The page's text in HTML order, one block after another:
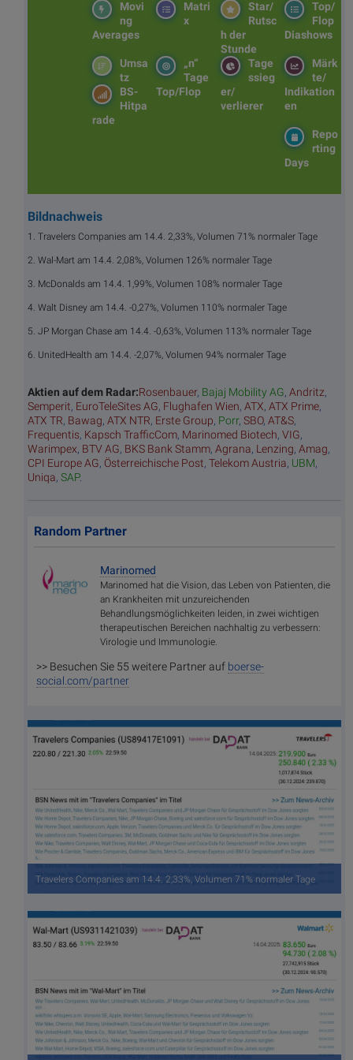
Top/
Flop
Diashows
Star/
Rutsc
h der
Stunde
Matri
x
Movi
ng
Averages
Märk
te/
Indikation
en
Tage
ssieg
er/
verlierer
„n“
Tage
Top/Flop
Umsa
tz
BS-
Hitpa
rade
Repo
rting
Days
Bildnachweis
1. Travelers Companies am 14.4. 2,33%, Volumen 71% normaler Tage
2. Wal-Mart am 14.4. 2,08%, Volumen 126% normaler Tage
3. McDonalds am 14.4. 1,99%, Volumen 108% normaler Tage
4. Walt Disney am 14.4. -0,27%, Volumen 110% normaler Tage
5. JP Morgan Chase am 14.4. -0,63%, Volumen 113% normaler Tage
6. UnitedHealth am 14.4. -2,07%, Volumen 94% normaler Tage
Aktien auf dem Radar:Rosenbauer, Bajaj Mobility AG, Andritz,
Semperit, EuroTeleSites AG, Flughafen Wien, ATX, ATX Prime,
ATX TR, Bawag, ATX NTR, Erste Group, Porr, SBO, AT&S,
Frequentis, Kapsch TrafficCom, Marinomed Biotech, VIG,
Warimpex, BTV AG, BKS Bank Stamm, Agrana, Lenzing, Amag,
CPI Europe AG, Österreichische Post, Telekom Austria, UBM,
Uniqa, SAP.
Random Partner
Marinomed
Marinomed hat die Vision, das Leben von Patienten, die
an Krankheiten mit unzureichenden
Behandlungsmöglichkeiten leiden, in zwei wichtigen
therapeutischen Bereichen nachhaltig zu verbessern:
Virologie und Immunologie.
>> Besuchen Sie 55 weitere Partner auf boerse-
social.com/partner
Travelers Companies am 14.4. 2,33%, Volumen 71% normaler Tage